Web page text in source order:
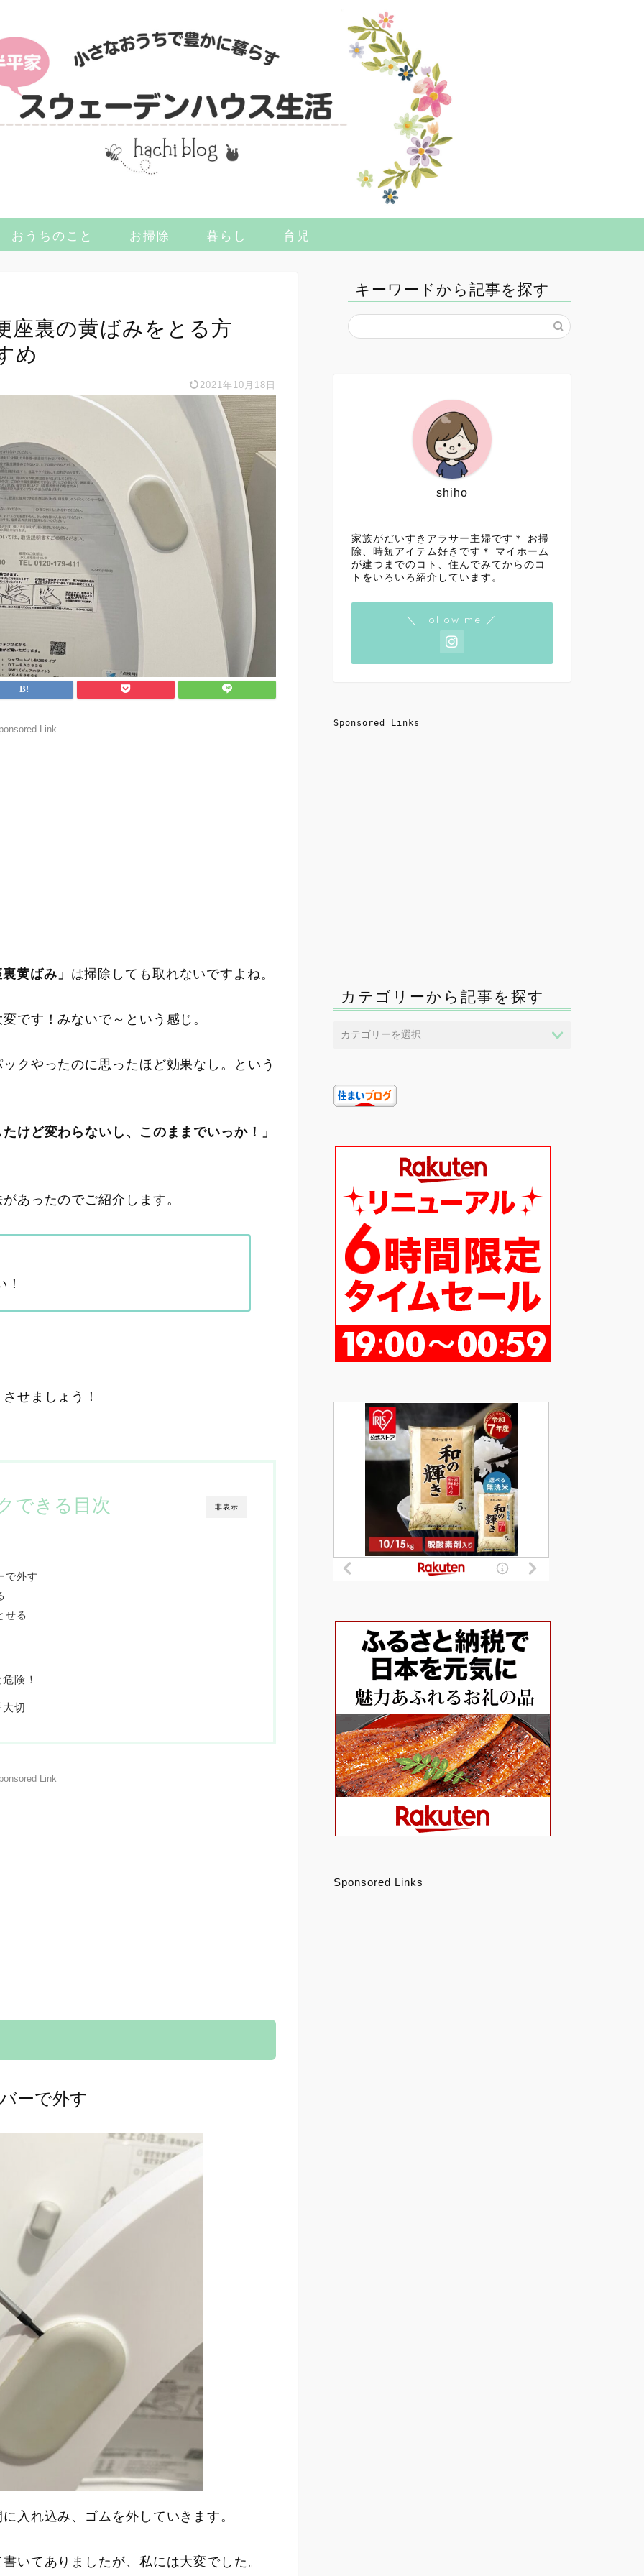
おうちのこと お掃除 暮らし 育児
座裏の黄ばみをとる方
め
2021年10月18日
Link
黄ばみ」 は掃除しても取れないですよね。
です！みないで～という感じ。
クやったのに思ったほど効果なし。という
けど変わらないし、このままでいっか！」
あったのでご紹介します。
せましょう！
非表示
できる目次
で外す
せる
険！
切
Link
ーで外す
入れ込み、ゴムを外していきます。
いてありましたが、私には大変でした。
キーワードから記事を探す
shiho
家族がだいすきアラサー主婦です＊ お掃
除、時短アイテム好きです＊ マイホーム
が建つまでのコト、住んでみてからのコ
トをいろいろ紹介しています。
＼ Follow me ／
Sponsored Links
カテゴリーから記事を探す
Sponsored Links